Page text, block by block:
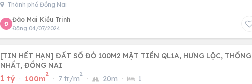
Thành phố Đồng Nai
Đ
Đào Mai Kiều Trinh
Đăng 04/07/2024
[TIN HẾT HẠN] ĐẤT SỔ ĐỎ 100M2 MẶT TIỀN QL1A, HƯNG LỘC, THỐNG
NHẤT, ĐỒNG NAI
1 tỷ · 100m
2
· 7 tr/m
2
· 20m · 1